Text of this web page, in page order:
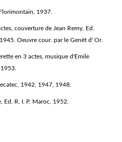
1937.
couverture de Jean Remy, Ed.
Oeuvre cour. par le Genêt d' Or.
en 3 actes, musique d'Emile
1942, 1947, 1948.
Ed. R. I. P. Maroc, 1952.